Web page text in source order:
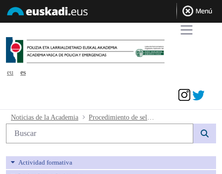
eu
es
Procedimiento de selección para la
Noticias de la Academia
Búsqueda web
Actividad formativa